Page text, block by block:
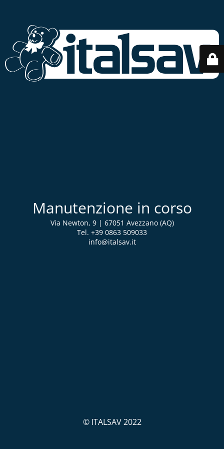
Manutenzione in corso
Via Newton, 9 | 67051 Avezzano (AQ)
Tel. +39 0863 509033
info@italsav.it
© ITALSAV 2022